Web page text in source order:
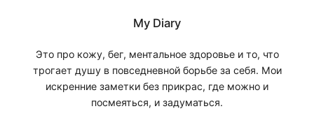
My Diary
Это про кожу, бег, ментальное здоровье и то, что
трогает душу в повседневной борьбе за себя. Мои
искренние заметки без прикрас, где можно и
посмеяться, и задуматься.